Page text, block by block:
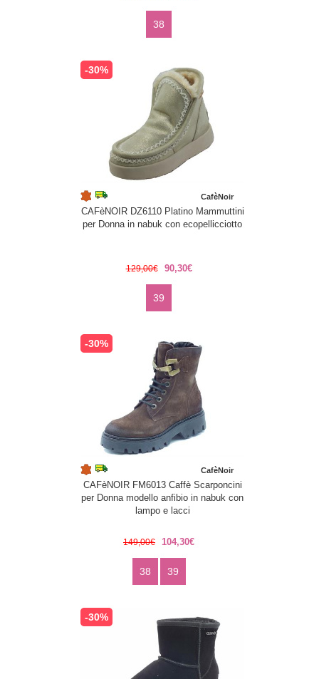
38
-30%
CafèNoir
CAFèNOIR DZ6110 Platino Mammuttini
per Donna in nabuk con ecopellicciotto
129,00€ 90,30€
39
-30%
CafèNoir
CAFèNOIR FM6013 Caffè Scarponcini
per Donna modello anfibio in nabuk con
lampo e lacci
149,00€ 104,30€
38 39
-30%